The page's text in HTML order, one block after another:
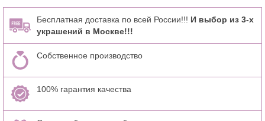
Бесплатная доставка по всей России!!! И выбор из 3-х
украшений в Москве!!!
Собственное производство
100% гарантия качества